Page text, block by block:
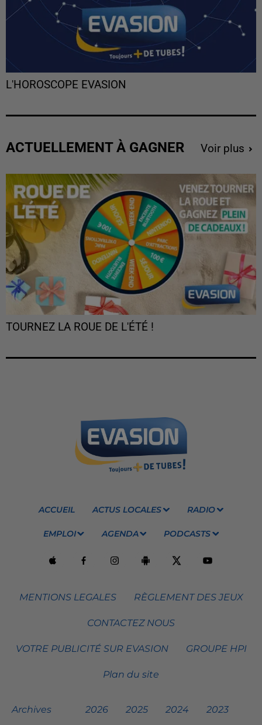
L'HOROSCOPE EVASION
ACTUELLEMENT À GAGNER Voir plus
TOURNEZ LA ROUE DE L'ÉTÉ !
ACCUEIL ACTUS LOCALES RADIO
EMPLOI AGENDA PODCASTS
MENTIONS LEGALES RÈGLEMENT DES JEUX
CONTACTEZ NOUS
VOTRE PUBLICITÉ SUR EVASION GROUPE HPI
Plan du site
Archives 2026 2025 2024 2023